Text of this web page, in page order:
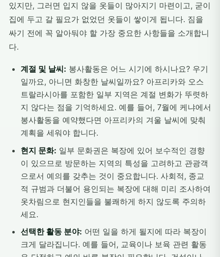
있지만, 그러면 입지 않을 옷들이 많아지기 마련이고, 굳이
집에 두고 갈 필요가 없었던 옷들이 쌓이게 됩니다. 짐을
싸기 전에 꼭 알아둬야 할 가장 중요한 사항들을 소개합니
다.
계절 및 날씨: 봉사활동은 어느 시기에 하시나요? 우기
일까요, 아니면 화창한 날씨일까요? 아프리카와 오스
트랄라시아를 포함한 일부 지역은 계절 변화가 뚜렷하
지 않다는 점을 기억하세요. 예를 들어, 7월에 케냐에서
봉사활동을 예약했다면 아프리카의 겨울 날씨에 맞춰
계획을 세워야 합니다.
현지 문화: 일부 문화권은 복장에 있어 보수적인 경향
이 있으므로 방문하는 지역의 특성을 고려하고 관광객
으로서 예의를 갖추는 것이 중요합니다. 사회적, 종교
적 규범과 더불어 용인되는 복장에 대해 미리 조사하여
옷차림으로 현지인들을 불쾌하게 하지 않도록 주의하
세요.
선택한 활동 분야: 어떤 일을 하게 될지에 따라 복장이
크게 달라집니다. 예를 들어, 교육이나 보육 관련 활동